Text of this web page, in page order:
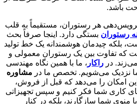
باشد.
هر رستوران، مستقیماً به قلب
رستوران بستگی دارد. اینجا صرفاً بحث
بلکه چیدمان هوشمندانه یک خط تولید
که تفاوت بین یک رستوران معمولی و
در راکار ، ما با همین نگاه مهندسی
نزدیک می‌شویم. تخصص ما در مشاوره
امکان را می‌دهد که قبل از فروش،
کاری شما فکر کنیم و سپس تجهیزاتی
منوی شما سازگارند، بلکه در کنار